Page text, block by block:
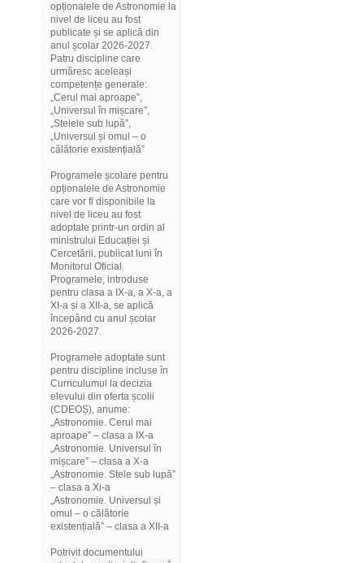
opționalele de Astronomie la
nivel de liceu au fost
publicate și se aplică din
anul școlar 2026-2027.
Patru discipline care
urmăresc aceleași
competențe generale:
„Cerul mai aproape”,
„Universul în mișcare”,
„Stelele sub lupă”,
„Universul și omul – o
călătorie existențială”
Programele școlare pentru
opționalele de Astronomie
care vor fi disponibile la
nivel de liceu au fost
adoptate printr-un ordin al
ministrului Educației și
Cercetării, publicat luni în
Monitorul Oficial.
Programele, introduse
pentru clasa a IX-a, a X-a, a
XI-a și a XII-a, se aplică
începând cu anul școlar
2026-2027.
Programele adoptate sunt
pentru discipline incluse în
Curriculumul la decizia
elevului din oferta școlii
(CDEOȘ), anume:
„Astronomie. Cerul mai
aproape” – clasa a IX-a
„Astronomie. Universul în
mișcare” – clasa a X-a
„Astronomie. Stele sub lupă”
– clasa a Xi-a
„Astronomie. Universul și
omul – o călătorie
existențială” – clasa a XII-a
Potrivit documentului